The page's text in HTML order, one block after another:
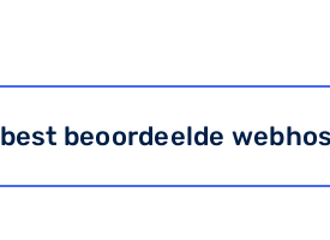
best beoordeelde